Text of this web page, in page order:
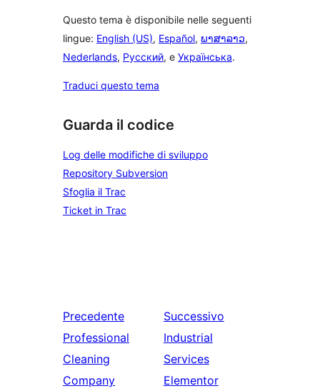
Questo tema è disponibile nelle seguenti
lingue: English (US), Español, ພາສາລາວ,
Nederlands, Русский, e Українська.
Traduci questo tema
Guarda il codice
Log delle modifiche di sviluppo
Repository Subversion
Sfoglia il Trac
Ticket in Trac
Precedente
Professional
Cleaning
Company
Successivo
Industrial
Services
Elementor